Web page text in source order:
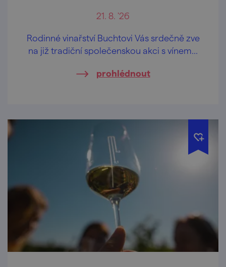
21. 8. '26
Rodinné vinařství Buchtovi Vás srdečně zve
na již tradiční společenskou akci s vínem...
prohlédnout